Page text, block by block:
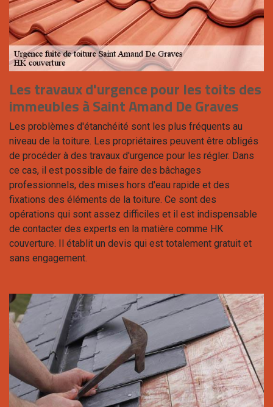
Les travaux d'urgence pour les toits des
immeubles à Saint Amand De Graves
Les problèmes d'étanchéité sont les plus fréquents au
niveau de la toiture. Les propriétaires peuvent être obligés
de procéder à des travaux d'urgence pour les régler. Dans
ce cas, il est possible de faire des bâchages
professionnels, des mises hors d'eau rapide et des
fixations des éléments de la toiture. Ce sont des
opérations qui sont assez difficiles et il est indispensable
de contacter des experts en la matière comme HK
couverture. Il établit un devis qui est totalement gratuit et
sans engagement.